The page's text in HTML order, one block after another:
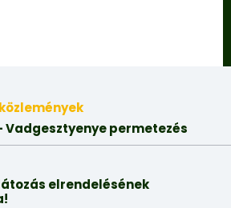
– Vadgesztyenye permetezés
elrendelésének